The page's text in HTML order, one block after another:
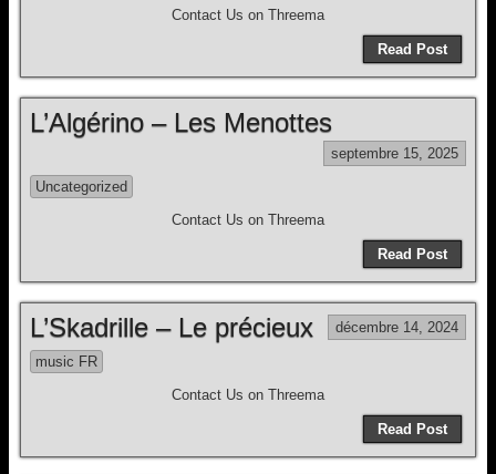
Contact Us on Threema
Read Post
L’Algérino – Les Menottes
septembre 15, 2025
Uncategorized
Contact Us on Threema
Read Post
L’Skadrille – Le précieux décembre 14, 2024
music FR
Contact Us on Threema
Read Post